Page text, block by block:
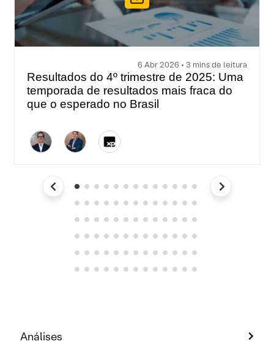
6 Abr 2026 • 3 mins de leitura
Resultados do 4º trimestre de 2025: Uma
temporada de resultados mais fraca do
que o esperado no Brasil
Análises